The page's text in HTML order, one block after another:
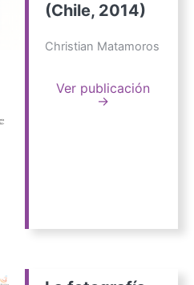
(Chile, 2014)
Christian Matamoros
Ver publicación
→